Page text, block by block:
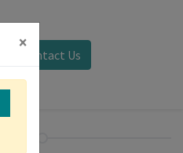
Contact Us
×